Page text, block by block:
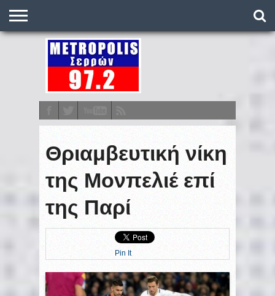
ΣΤΑΘΜΌΣ
METRONEWS
ΠΟΔΌΣΦΑΙΡΟ
ΒΑΘΜΟΛΟΓΊΕΣ
ΠΡΟΓΡΆΜΜΑΤΑ
ΣΤΟΊΧΗΜΑ
ΕΠΙΚΟΙΝΩΝΊΑ
Θριαμβευτική νίκη
της Μονπελιέ επί
της Παρί
Pin It